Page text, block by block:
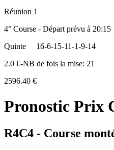
Réunion 1
4° Course - Départ prévu à 20:15
Quinte
16-6-15-11-1-9-14
2.0 €-NB de fois la mise: 21
2596.40 €
Pronostic Prix
R4C4 - Course